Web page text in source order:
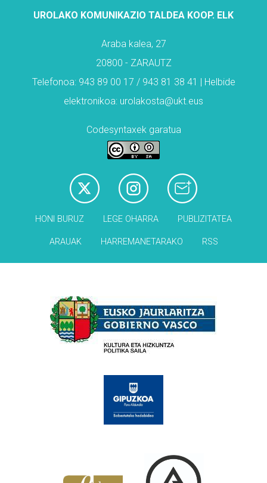
UROLAKO KOMUNIKAZIO TALDEA KOOP. ELK
Araba kalea, 27
20800 - ZARAUTZ
Telefonoa: 943 89 00 17 / 943 81 38 41 | Helbide
elektronikoa: urolakosta@ukt.eus
Codesyntaxek garatua
HONI BURUZ LEGE OHARRA PUBLIZITATEA
ARAUAK HARREMANETARAKO RSS